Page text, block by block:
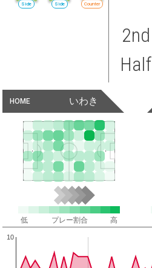
Counter
Side
Side
2nd
Half
HOME いわき
低 プレー割合 高
10